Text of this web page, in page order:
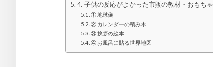
4. 子供の反応がよかった市販の教材・おもちゃ
① 地球儀
② カレンダーの積み木
③ 挨拶の絵本
④ お風呂に貼る世界地図